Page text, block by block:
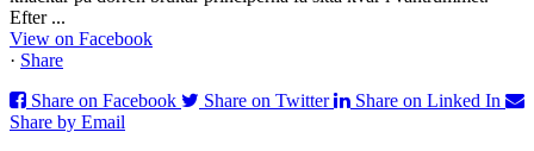
Efter ...
View on Facebook
· Share
Share on Facebook
Share on Twitter
Share on Linked In
Share by Email